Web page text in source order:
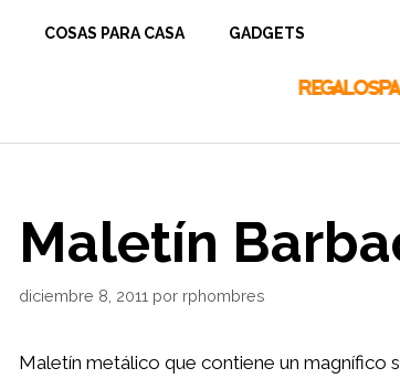
COSAS PARA CASA GADGETS
Maletín
diciembre 8, 2011 por rphombres
Maletín metálico que contiene un